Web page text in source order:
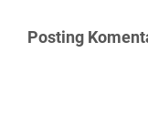
Posting